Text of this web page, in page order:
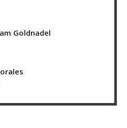
Goldnadel